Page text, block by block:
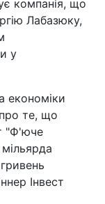
компанія, що
Лабазюку,
у
економіки
те, що
"Ф'юче
Інвест